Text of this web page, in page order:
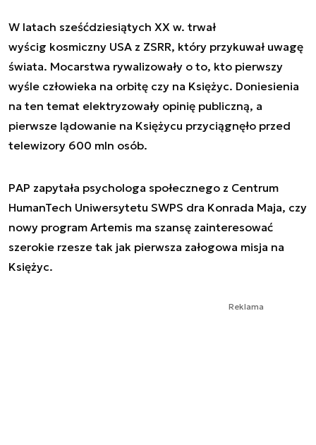
W latach sześćdziesiątych XX w. trwał
wyścig kosmiczny USA z ZSRR, który przykuwał uwagę
świata. Mocarstwa rywalizowały o to, kto pierwszy
wyśle człowieka na orbitę czy na Księżyc. Doniesienia
na ten temat elektryzowały opinię publiczną, a
pierwsze lądowanie na Księżycu przyciągnęło przed
telewizory 600 mln osób.
PAP zapytała psychologa społecznego z Centrum
HumanTech Uniwersytetu SWPS dra Konrada Maja, czy
nowy program Artemis ma szansę zainteresować
szerokie rzesze tak jak pierwsza załogowa misja na
Księżyc.
Reklama